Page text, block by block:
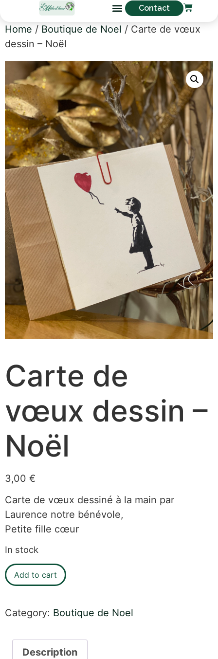
Contact
Home / Boutique de Noel / Carte de vœux
dessin – Noël
Carte de
vœux dessin –
Noël
3,00 €
Carte de vœux dessiné à la main par
Laurence notre bénévole,
Petite fille cœur
In stock
Add to cart
Category: Boutique de Noel
Description